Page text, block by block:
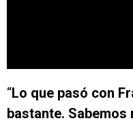
“Lo que pasó con
bastante. Sabemos